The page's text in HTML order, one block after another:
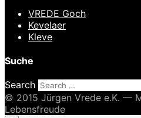
VREDE Goch
Kevelaer
Kleve
Suche
Search
© 2015 Jürgen Vrede e.K. —
Lebensfreude